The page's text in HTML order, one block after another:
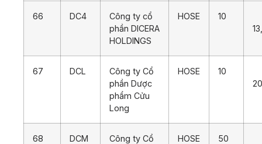
66 DC4
Công ty cổ
phần DICERA
HOLDINGS
HOSE
10
67 DCL
Công ty Cổ
phần Dược
phẩm Cửu
Long
HOSE
10
68 DCM
Công ty Cổ
HOSE
50